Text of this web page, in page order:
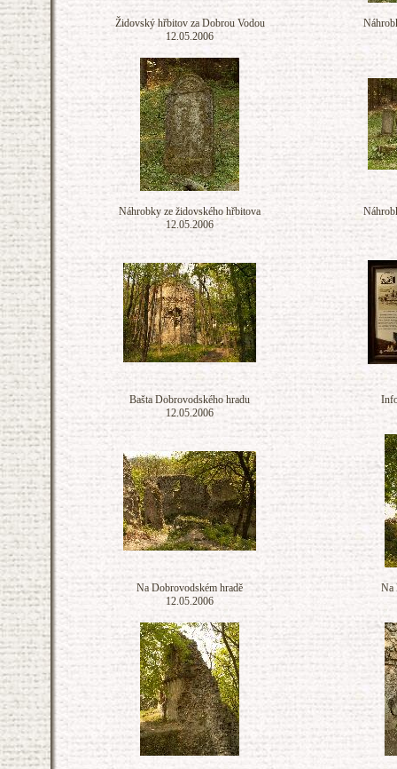
Židovský hřbitov za Dobrou Vodou
12.05.2006
Náhrobky ze židovského hřbitova
12.05.2006
Bašta Dobrovodského hradu
12.05.2006
Na Dobrovodském hradě
12.05.2006
Na